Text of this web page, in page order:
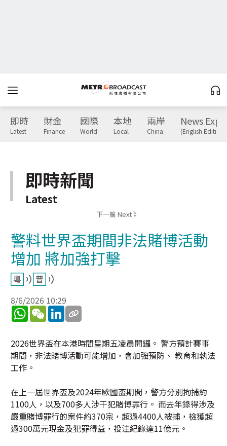
即時
Latest
財金
Finance
國際
World
本地
Local
兩岸
China
News
(English Edition)
即時新聞
Latest
下一篇 Next 》
警料世界盃期間非法賭博活動
增加 將加強打擊
8/6/2026 10:29
WhatsApp
WeChatLinkedIn
2026世界盃在本港時間星期五凌晨開鑼。 警方預計賽事
期間，非法賭博活動可能增加，會加強預防、 教育和執法
工作。
在上一屆世界盃及2024年歐國盃期間，警方分別拘捕約
1100人，以及700多人涉干犯賭博罪行。 而去年錄得涉及
嚴重賭博罪行的案件約370宗，超過4400人被捕，檢獲超
過300萬元現金及犯罪得益，投注紀錄達11億元。